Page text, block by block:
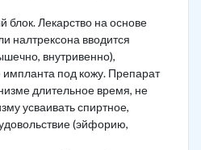
блок. Лекарство на основе
налтрексона вводится
внутривенно),
импланта под кожу. Препарат
длительное время, не
усваивать спиртное,
(эйфорию,